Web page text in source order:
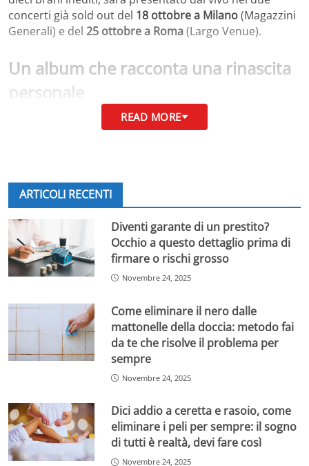
concerti già sold out del 18 ottobre a Milano(Magazzini
Generali) e del 25 ottobre a Roma(Largo Venue).
Un album che racconta una rinascita
personale
In conferenza stampa, Sarah Toscano ha descritto “Met
Gala” come un progetto profondamente
“Met Gala è un augurio che faccio a me stessa — spiega
—, il desiderio dibrillare un giorno come le star su quel
tappeto rosso
. È un simbolo di forza e determinazione,
ma anche di speranza. Il filo conduttore sono io: le mie
fragilità, i miei sogni, le mie sfide”.
L’artista rivela di aver lavorato intensamente in studio,
forte identità pop contaminata da influenze urban.
“Non mi interessa solo il numero di streaming—
aggiunge —, mi importa capire cosa penserà il pubblico
del messaggio che voglio trasmettere con questo
Ambizioni, Sanremo e la sfida
dell’autenticità
READ MORE
ARTICOLI RECENTI
Diventi garante di un prestito?
Occhio a questo dettaglio prima di
firmare o rischi grosso
Novembre 24, 2025
Come eliminare il nero dalle
mattonelle della doccia: metodo fai
da te che risolve il problema per
sempre
Novembre 24, 2025
Dici addio a ceretta e rasoio, come
eliminare i peli per sempre: il sogno
di tutti è realtà, devi fare così
Novembre 24, 2025